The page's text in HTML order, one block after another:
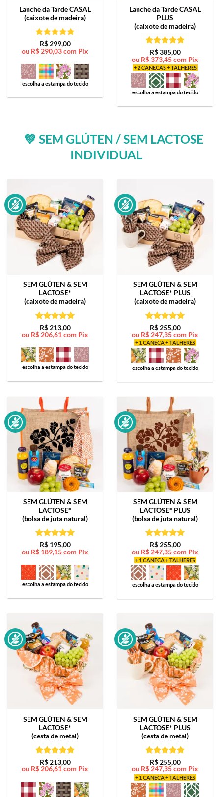
Lanche da TardeCASAL
(caixote de madeira)
Avaliação5
de 5
R$299,00
ou R$ 290,03com Pix
escolha a estampa do tecido
Lanche da TardeCASAL
PLUS
(caixote de madeira)
Avaliação5
de 5
R$385,00
ou R$373,45com Pix
+ 2 CANECAS + TALHERES
escolha a estampa do tecido
💚 SEM GLÚTEN / SEM LACTOSE
INDIVIDUAL
SEM GLÚTEN & SEM
LACTOSE*
(caixote de madeira)
Avaliação5
de 5
R$213,00
ou R$ 206,61 com Pix
escolha a estampa do tecido
SEM GLÚTEN & SEM
LACTOSE* PLUS
(caixote de madeira)
Avaliação5
de 5
R$255,00
ou R$ 247,35com Pix
+ 1 CANECA + TALHERES
escolha a estampa do tecido
SEM GLÚTEN & SEM
LACTOSE*
(bolsa de juta natural)
Avaliação5
de 5
R$195,00
ou R$ 189,15com Pix
escolha a estampa do tecido
SEM GLÚTEN & SEM
LACTOSE* PLUS
(bolsa de juta natural)
Avaliação5
de 5
R$255,00
ou R$ 247,35com Pix
+ 1 CANECA + TALHERES
escolha a estampa do tecido
SEM GLÚTEN & SEM
LACTOSE*
(cesta de metal)
Avaliação5
de 5
R$213,00
ou R$206,61com Pix
SEM GLÚTEN & SEM
LACTOSE* PLUS
(cesta de metal)
Avaliação5
de 5
R$255,00
ou R$247,35com Pix
+ 1 CANECA + TALHERES